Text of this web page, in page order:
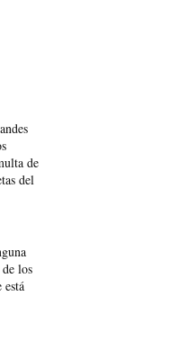
de
del
los
está